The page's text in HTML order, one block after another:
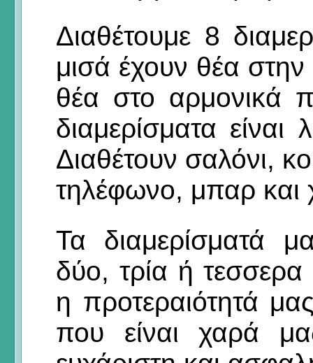
Διαθέτουμε 8
μισά έχουν θέα
θέα στο αρμονικά
διαμερίσματα είναι
Διαθέτουν σαλόνι,
τηλέφωνο, μπαρ και
Τα διαμερίσματά
δύο, τρία ή
η προτεραιότητά
που είναι χαρά